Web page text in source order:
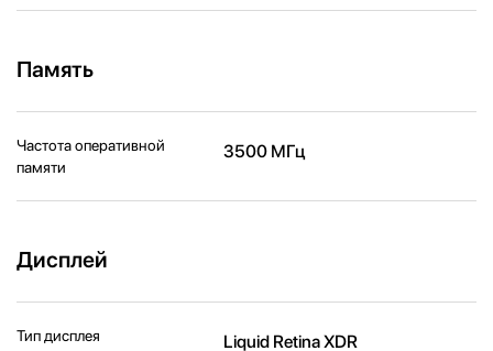
Память
Частота оперативной
памяти
3500 МГц
Дисплей
Тип дисплея Liquid Retina XDR